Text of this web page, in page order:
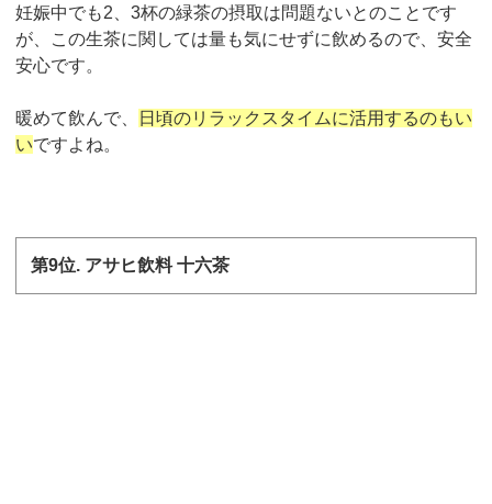
妊娠中でも2 、3杯の緑茶の摂取は問題ないとのことです
が、この生茶に関しては量も気にせずに飲めるので、安全
安心です。
暖めて飲んで、
日頃のリラックスタイムに活用するのもい
いですよね。
第9位. アサヒ飲料 十六茶